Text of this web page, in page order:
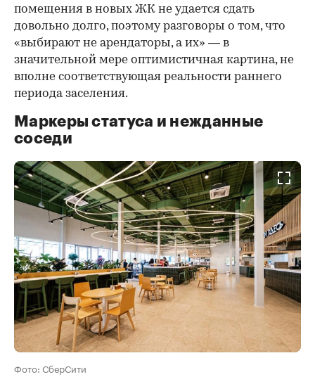
помещения в новых ЖК не удается сдать
довольно долго, поэтому разговоры о том, что
«выбирают не арендаторы, а их» — в
значительной мере оптимистичная картина, не
вполне соответствующая реальности раннего
периода заселения.
Маркеры статуса и нежданные
соседи
Фото: СберСити